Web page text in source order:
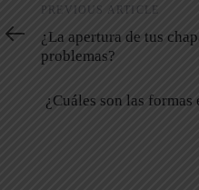
Previous
Article
PREVIOUS ARTICLE
¿La apertura de tus
problemas?
Article¿Cuáles son las